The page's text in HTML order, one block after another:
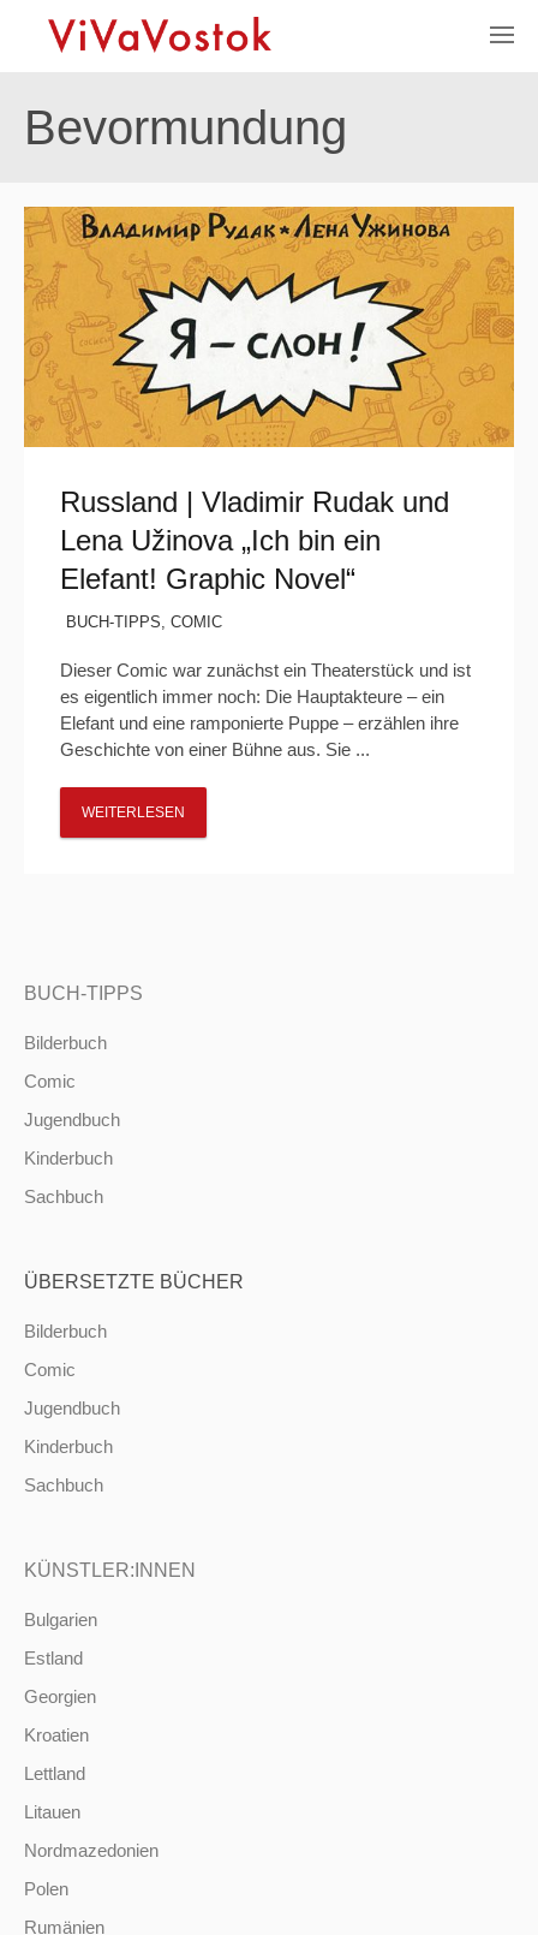
Bevormundung
Russland | Vladimir Rudak und
Lena Užinova „Ich bin ein
Elefant! Graphic Novel“
BUCH-TIPPS, COMIC
Dieser Comic war zunächst ein Theaterstück und ist
es eigentlich immer noch: Die Hauptakteure – ein
Elefant und eine ramponierte Puppe – erzählen ihre
Geschichte von einer Bühne aus. Sie ...
WEITERLESEN
BUCH-TIPPS
Bilderbuch
Comic
Jugendbuch
Kinderbuch
Sachbuch
ÜBERSETZTE BÜCHER
Bilderbuch
Comic
Jugendbuch
Kinderbuch
Sachbuch
KÜNSTLER:INNEN
Bulgarien
Estland
Georgien
Kroatien
Lettland
Litauen
Nordmazedonien
Polen
Rumänien